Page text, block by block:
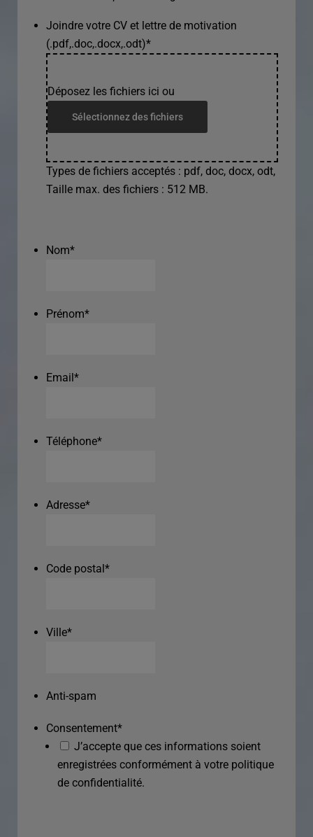
Joindre votre CV et lettre de motivation
(.pdf,.doc,.docx,.odt)*
Déposez les fichiers ici ou
Sélectionnez des fichiers
Types de fichiers acceptés : pdf, doc, docx, odt,
Taille max. des fichiers : 512 MB.
Nom*
Prénom*
Email*
Téléphone*
Adresse*
Code postal*
Ville*
Anti-spam
Consentement*
J’accepte que ces informations soient
enregistrées conformément à votre politique
de confidentialité.